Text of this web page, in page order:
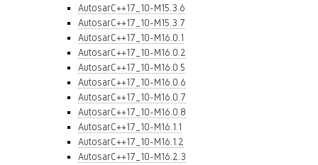
AutosarC++17_10-M15.3.6
AutosarC++17_10-M15.3.7
AutosarC++17_10-M16.0.1
AutosarC++17_10-M16.0.2
AutosarC++17_10-M16.0.5
AutosarC++17_10-M16.0.6
AutosarC++17_10-M16.0.7
AutosarC++17_10-M16.0.8
AutosarC++17_10-M16.1.1
AutosarC++17_10-M16.1.2
AutosarC++17_10-M16.2.3